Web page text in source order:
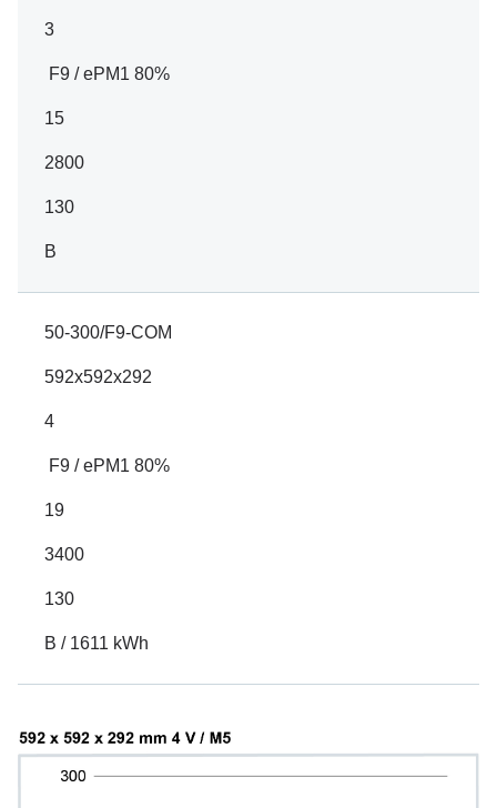
3
F9 / ePM1 80%
15
2800
130
B
50-300/F9-COM
592x592x292
4
F9 / ePM1 80%
19
3400
130
B / 1611 kWh